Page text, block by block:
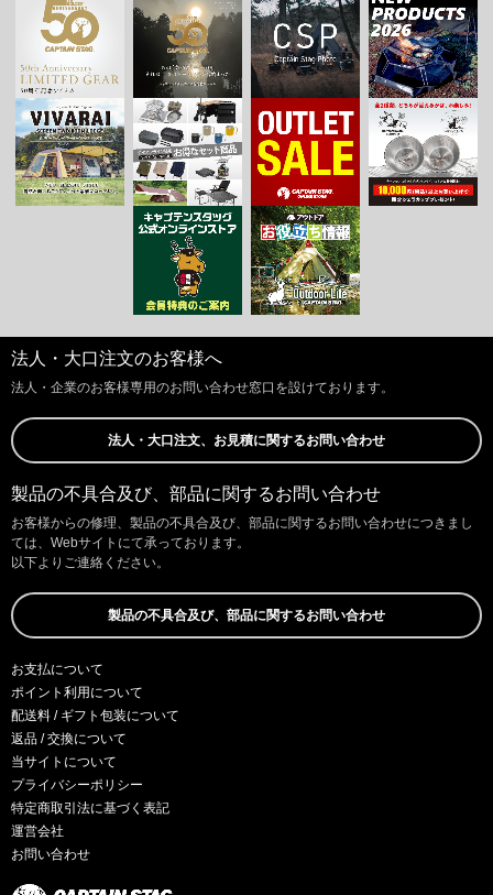
法人・大口注文のお客様へ
法人・企業のお客様専用のお問い合わせ窓口を設けております。
法人・大口注文、お見積に関するお問い合わせ
製品の不具合及び、部品に関するお問い合わせ
お客様からの修理、製品の不具合及び、部品に関するお問い合わせにつきまし
ては、Webサイトにて承っております。
以下よりご連絡ください。
製品の不具合及び、部品に関するお問い合わせ
お支払について
ポイント利用について
配送料 / ギフト包装について
返品 / 交換について
当サイトについて
プライバシーポリシー
特定商取引法に基づく表記
運営会社
お問い合わせ